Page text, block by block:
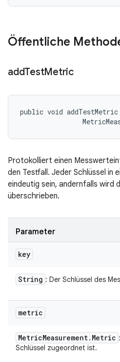
Öffentliche
addTestMetric
public void
Protokolliert einen
den Testfall. Jeder Schlüssel in
eindeutig sein, andernfalls wird
überschrieben.
Parameter
key
String : Der Schlüssel des
metric
MetricMeasurement. Metric
Schlüssel zugeordnet ist.